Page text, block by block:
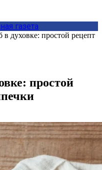
газета
духовке: простой рецепт
простой